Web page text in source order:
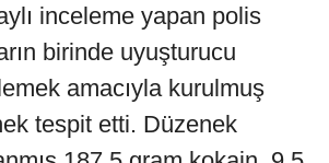
inceleme yapan polis
birinde uyuşturucu
amacıyla kurulmuş
tespit etti. Düzenek